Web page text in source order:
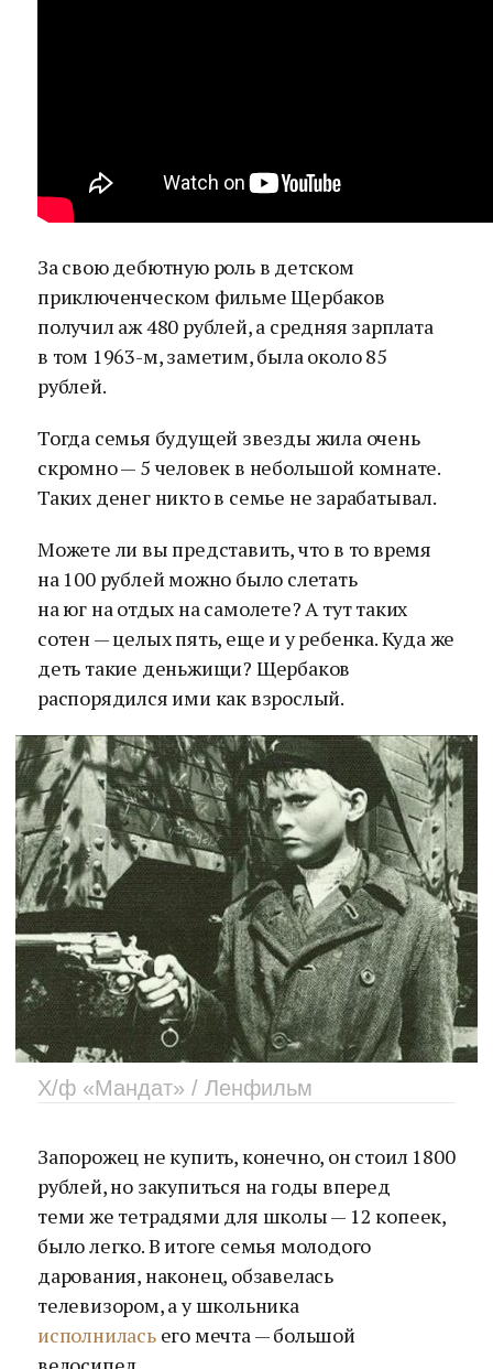
За свою дебютную роль в детском
приключенческом фильме Щербаков
получил аж 480 рублей, а средняя зарплата
в том 1963-м, заметим, была около 85
рублей.
Тогда семья будущей звезды жила очень
скромно — 5 человек в небольшой комнате.
Таких денег никто в семье не зарабатывал.
Можете ли вы представить, что в то время
на 100 рублей можно было слетать
на юг на отдых на самолете? А тут таких
сотен — целых пять, еще и у ребенка. Куда же
деть такие деньжищи? Щербаков
распорядился ими как взрослый.
Х/ф «Мандат» / Ленфильм
Запорожец не купить, конечно, он стоил 1800
рублей, но закупиться на годы вперед
теми же тетрадями для школы — 12 копеек,
было легко. В итоге семья молодого
дарования, наконец, обзавелась
телевизором, а у школьника
исполниласьего мечта — большой